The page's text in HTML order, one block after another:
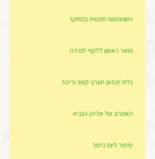
השתתפות חינמית במחקר
תואר ראשון ללקויי למידה
גלית יצפאן הערב-קשב וריכוז
האתרוג של אליהו הנביא
סיפור ליום כיפור